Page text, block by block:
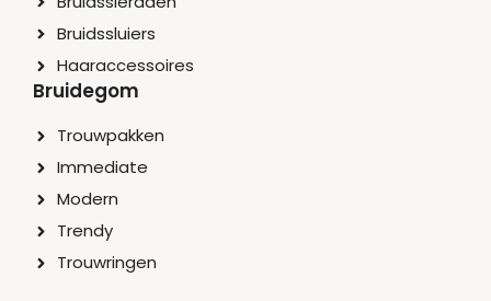
Bruidssluiers
Haaraccessoires
Bruidegom
Trouwpakken
Immediate
Modern
Trendy
Trouwringen